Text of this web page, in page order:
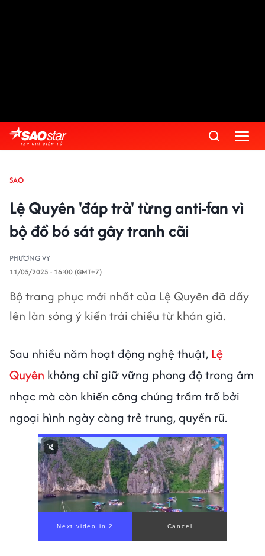
SAO
Lệ Quyên 'đáp trả' từng anti-fan vì
bộ đồ bó sát gây tranh cãi
PHƯƠNG VY
11/05/2025 - 16:00 (GMT+7)
Bộ trang phục mới nhất của Lệ Quyên đã dấy
lên làn sóng ý kiến trái chiều từ khán giả.
Sau nhiều năm hoạt động nghệ thuật, Lệ
Quyên không chỉ giữ vững phong độ trong âm
nhạc mà còn khiến công chúng trầm trồ bởi
ngoại hình ngày càng trẻ trung, quyến rũ.